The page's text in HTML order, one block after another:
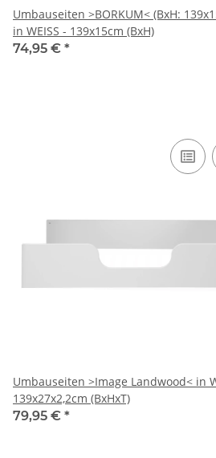
Umbauseiten >BORKUM< (BxH:
in WEISS - 139x15cm (BxH)
74,95 € *
Umbauseiten >Image Landwood< in
139x27x2,2cm (BxHxT)
79,95 € *